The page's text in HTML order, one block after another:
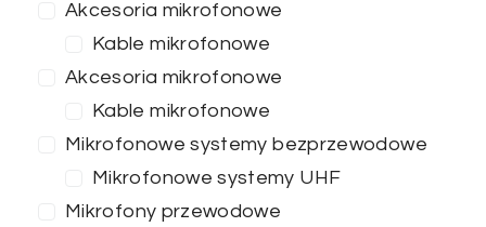
Akcesoria mikrofonowe
Kable mikrofonowe
Akcesoria mikrofonowe
Kable mikrofonowe
Mikrofonowe systemy bezprzewodowe
Mikrofonowe systemy UHF
Mikrofony przewodowe